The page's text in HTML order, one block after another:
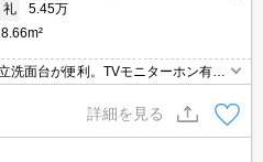
礼
5.45万
洗面台が便利。TVモニターホン有。
時間安心サポート1,980円。退去
円。最寄り駅まで徒歩6分！。
詳細を見る